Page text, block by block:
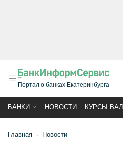
Портал о банках Екатеринбурга
БАНКИ НОВОСТИ КУРСЫ
Главная Новости